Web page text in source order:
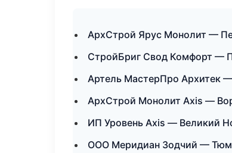
АрхСтрой Ярус Монолит —
СтройБриг Свод Комфорт —
Артель МастерПро Архитек
АрхСтрой Монолит Axis —
ИП Уровень Axis — Великий
ООО Меридиан Зодчий —